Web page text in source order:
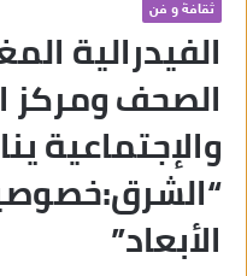
ثقافة و فن
الفيدرالية
الصحف ومركز
والإجتماعية
الأبعاد”